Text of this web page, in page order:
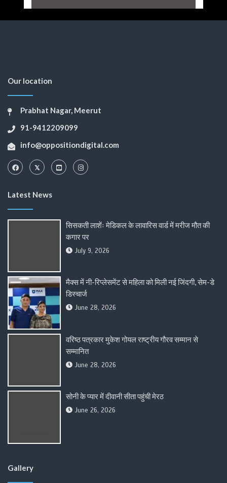
Our location
Prabhat Nagar, Meerut
91-9412209099
info@oppositiondigital.com
Latest News
सिसकती लाशेंः मेडिकल के लावारिस वार्ड में मरीज मौत की
कगार पर
July 9, 2026
मैक्स में नी-रिप्लेसमेंट से महिला को मिली नई जिंदगी, सेम-डे
डिस्चार्ज
June 28, 2026
वरिष्ठ पत्रकार मुकेश गोयल राष्ट्रीय गौरव सम्मान से
सम्मानित
June 28, 2026
सोनी के प्यार में दीवानी सीता पहुंची मेरठ
June 26, 2026
Gallery